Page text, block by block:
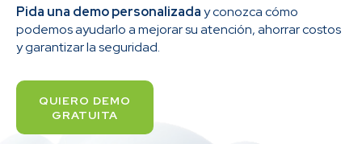
Pida una demo personalizaday conozca cómo
podemos ayudarlo a mejorar su atención, ahorrar costos
y garantizar la seguridad.
QUIERO DEMO
GRATUITA